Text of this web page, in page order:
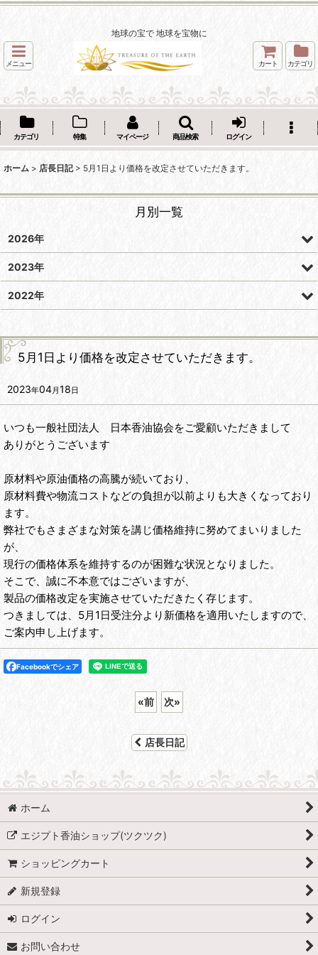
地球の宝で 地球を宝物に
メニュー カート カテゴリ
カテゴリ 特集 マイページ 商品検索 ログイン
ホーム > 店長日記 > 5月1日より価格を改定させていただきます。
5月1日より価格を改定させていただきます。
2023年04月18日
いつも一般社団法人 日本香油協会をご愛顧いただきまして
ありがとうございます
原材料や原油価格の高騰が続いており、
原材料費や物流コストなどの負担が以前よりも大きくなっており
ます。
弊社でもさまざまな対策を講じ価格維持に努めてまいりました
が、
現行の価格体系を維持するのが困難な状況となりました。
そこで、誠に不本意ではございますが、
製品の価格改定を実施させていただきたく存じます。
つきましては、5月1日受注分より新価格を適用いたしますので、
ご案内申し上げます。
Facebookでシェア
«前 次»
店長日記
月別一覧
2026年
2023年
2022年
ホーム
エジプト香油ショップ(ツクツク)
ショッピングカート
新規登録
ログイン
お問い合わせ